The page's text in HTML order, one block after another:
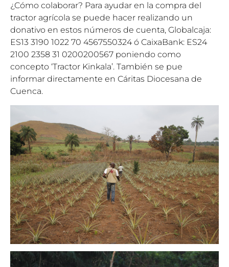
¿Cómo colaborar? Para ayudar en la compra del
tractor agrícola se puede hacer realizando un
donativo en estos números de cuenta, Globalcaja:
ES13 3190 1022 70 4567550324 ó CaixaBank: ES24
2100 2358 31 0200200567 poniendo como
concepto ‘Tractor Kinkala’. También se pue
informar directamente en Cáritas Diocesana de
Cuenca.